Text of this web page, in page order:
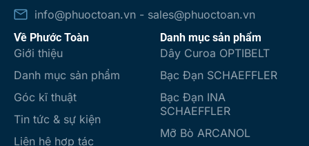
info@phuoctoan.vn - sales@phuoctoan.vn
Về Phước Toàn
Giới thiệu
Danh mục sản phẩm
Góc kĩ thuật
Tin tức & sự kiện
Liên hệ hợp tác
Danh mục sản phẩm
Dây Curoa OPTIBELT
Bạc Đạn SCHAEFFLER
Bạc Đạn INA
SCHAEFFLER
Mỡ Bò ARCANOL